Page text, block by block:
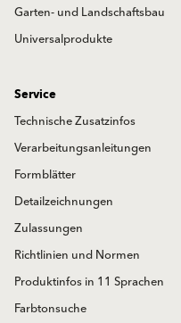
Garten- und Landschaftsbau
Universalprodukte
Service
Technische Zusatzinfos
Verarbeitungsanleitungen
Formblätter
Detailzeichnungen
Zulassungen
Richtlinien und Normen
Produktinfos in 11 Sprachen
Farbtonsuche